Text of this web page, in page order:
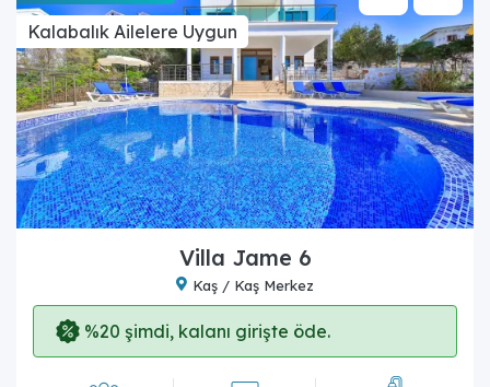
Kalabalık Ailelere Uygun
Villa Jame 6
Kaş / Kaş Merkez
%20 şimdi, kalanı girişte öde.